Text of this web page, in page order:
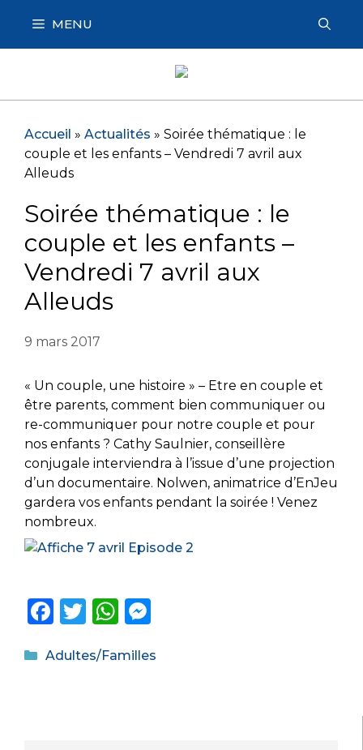
contenu
MENU
Accueil » Actualités » Soirée thématique : le
couple et les enfants – Vendredi 7 avril aux
Alleuds
Soirée thématique : le
couple et les enfants –
Vendredi 7 avril aux
Alleuds
9 mars 2017
« Un couple, une histoire » – Etre en couple et
être parents, comment bien communiquer ou
re-communiquer pour notre couple et pour
nos enfants ? Cathy Saulnier, conseillère
conjugale interviendra à l’issue d’une projection
d’un documentaire. Nolwen, animatrice d’EnJeu
gardera vos enfants pendant la soirée ! Venez
nombreux.
F
c
T
it
W
a ss
Catégories
Adultes/Familles